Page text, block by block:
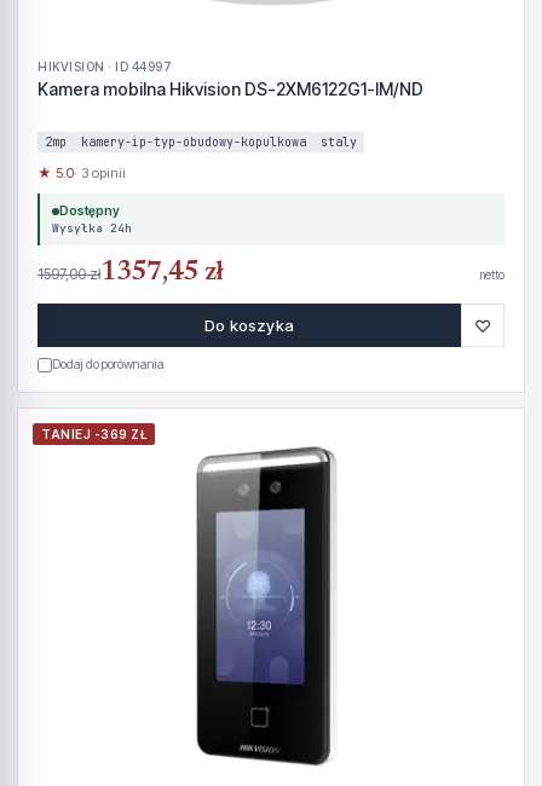
HIKVISION · ID 44997
Kamera mobilna Hikvision DS-2XM6122G1-IM/ND
2mp kamery-ip-typ-obudowy-kopulkowa staly
★ 5.0· 3 opinii
Dostępny
Wysyłka 24h
1597,00 zł1357,45 zł netto
Do koszyka ♡
Dodaj do porównania
TANIEJ -369 ZŁ